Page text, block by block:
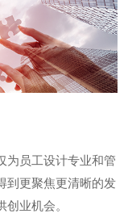
为员工设计专业和管
到更聚焦更清晰的发
业机会。